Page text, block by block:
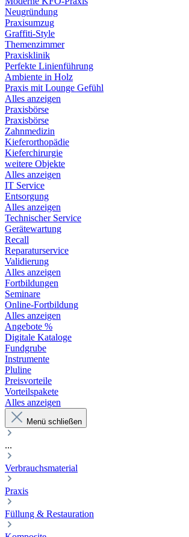
Neugründung
Praxisumzug
Graffiti-Style
Themenzimmer
Praxisklinik
Perfekte Linienführung
Ambiente in Holz
Praxis mit Lounge Gefühl
Alles anzeigen
Praxisbörse
Praxisbörse
Zahnmedizin
Kieferorthopädie
Kieferchirurgie
weitere Objekte
Alles anzeigen
IT Service
Entsorgung
Alles anzeigen
Technischer Service
Gerätewartung
Recall
Reparaturservice
Validierung
Alles anzeigen
Fortbildungen
Seminare
Online-Fortbildung
Alles anzeigen
Angebote %
Digitale Kataloge
Fundgrube
Instrumente
Pluline
Preisvorteile
Vorteilspakete
Alles anzeigen
Menü schließen
...
Verbrauchsmaterial
Praxis
Füllung & Restauration